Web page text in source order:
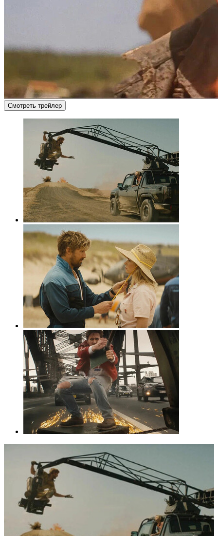
Смотреть трейлер